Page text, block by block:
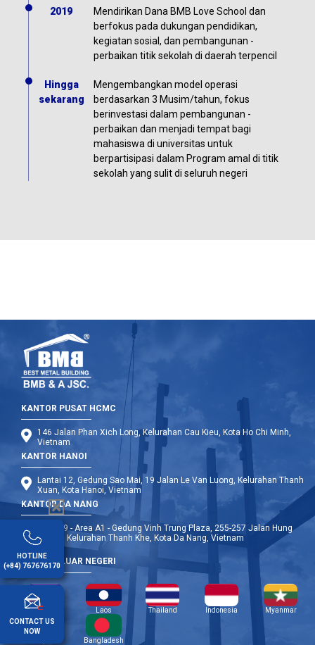
2019
Mendirikan Dana BMB Love School dan
berfokus pada dukungan pendidikan,
kegiatan sosial, dan pembangunan -
perbaikan titik sekolah di daerah terpencil
Hingga
sekarang
Mengembangkan model operasi
berdasarkan 3 Musim/tahun, fokus
berinvestasi dalam pembangunan -
perbaikan dan menjadi tempat bagi
mahasiswa di universitas untuk
berpartisipasi dalam Program amal di titik
sekolah yang sulit di seluruh negeri
KANTOR PUSAT HCMC
146 Jalan Phan Xich Long, Kelurahan Cau Kieu, Kota Ho Chi Minh,
Vietnam
KANTOR HANOI
Lantai 12, Gedung Sao Mai, 19 Jalan Le Van Luong, Kelurahan Thanh
Xuan, Kota Hanoi, Vietnam
KANTOR DA NANG
Lantai 9 - Area A1 - Gedung Vinh Trung Plaza, 255-257 Jalan Hung
Vuong, Kelurahan Thanh Khe, Kota Da Nang, Vietnam
CABANG LUAR NEGERI
Kamboja Laos Thailand Indonesia Myanmar
Bangladesh
HOTLINE
(+84) 767676170
CONTACT US
NOW